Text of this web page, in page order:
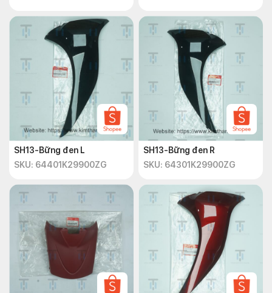
SH13-Bững đen L
SKU: 64401K29900ZG
SH13-Bững đen R
SKU: 64301K29900ZG